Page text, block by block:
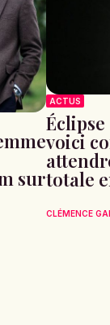
sur
ACTUS
Éclipse
voici
totale
CLÉMENCE